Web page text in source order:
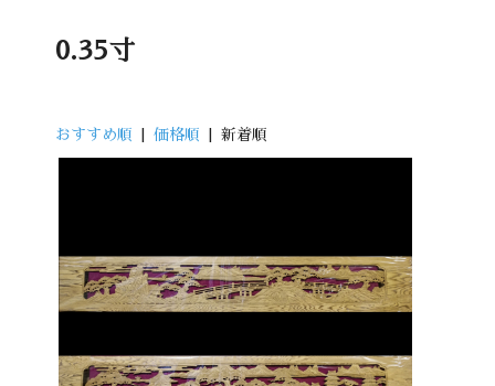
0.35寸
おすすめ順 価格順 | 新着順